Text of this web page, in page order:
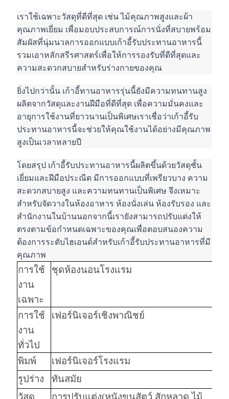
เราใช้เฉพาะวัสดุที่ดีที่สุด เช่น ไม้คุณภาพสูงและผ้า
คุณภาพเยี่ยม เพื่อมอบประสบการณ์การนั่งที่สบายพร้อม
สัมผัสที่นุ่มนวลการออกแบบเก้าอี้รับประทานอาหารนี้
รวมเอาหลักสรีรศาสตร์เพื่อให้การรองรับที่ดีที่สุดและ
ความสะดวกสบายสำหรับร่างกายของคุณ
ยิ่งไปกว่านั้น เก้าอี้ทานอาหารรุ่นนี้ยังมีความทนทานสูง
ผลิตจากวัสดุและงานฝีมือที่ดีที่สุด เพื่อความมั่นคงและ
อายุการใช้งานที่ยาวนานเป็นพิเศษเราเชื่อว่าเก้าอี้รับ
ประทานอาหารนี้จะช่วยให้คุณใช้งานได้อย่างมีคุณภาพ
สูงเป็นเวลาหลายปี
โดยสรุป เก้าอี้รับประทานอาหารนี้ผลิตขึ้นด้วยวัสดุชั้น
เยี่ยมและฝีมือประณีต มีการออกแบบที่เพรียวบาง ความ
สะดวกสบายสูง และความทนทานเป็นพิเศษ จึงเหมาะ
สำหรับจัดวางในห้องอาหาร ห้องนั่งเล่น ห้องรับรอง และ
สำนักงานในบ้านนอกจากนี้เรายังสามารถปรับแต่งให้
ตรงตามข้อกำหนดเฉพาะของคุณเพื่อตอบสนองความ
ต้องการระดับไฮเอนด์สำหรับเก้าอี้รับประทานอาหารที่มี
คุณภาพ
การใช้
งาน
เฉพาะ
ชุดห้องนอนโรงแรม
การใช้
งาน
ทั่วไป
เฟอร์นิเจอร์เชิงพาณิชย์
พิมพ์
เฟอร์นิเจอร์โรงแรม
รูปร่าง
ทันสมัย
วัสดุ
การปรับแต่ง(หนังขนสัตว์ สักหลาด ไม้